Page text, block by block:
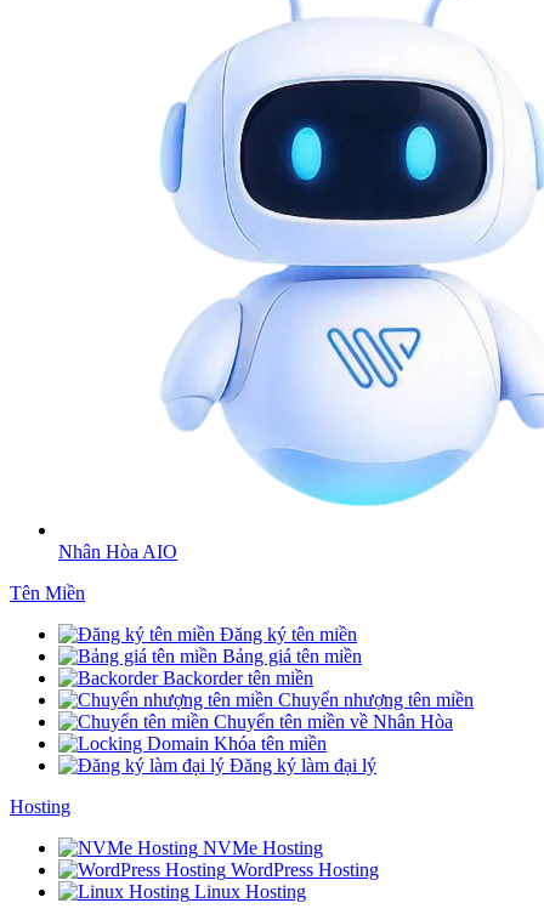
Nhân Hòa AIO
Tên Miền
Đăng ký tên miền
Bảng giá tên miền
Backorder tên miền
Chuyển nhượng tên miền
Chuyển tên miền về Nhân Hòa
Khóa tên miền
Đăng ký làm đại lý
Hosting
NVMe Hosting
WordPress Hosting
Linux Hosting